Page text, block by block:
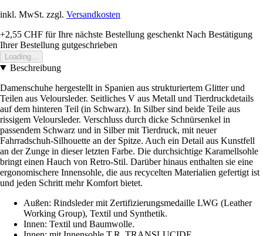
inkl. MwSt. zzgl. Versandkosten
+2,55 CHF für Ihre nächste Bestellung geschenkt Nach Bestätigung
Ihrer Bestellung gutgeschrieben
Loading...
Beschreibung
Damenschuhe hergestellt in Spanien aus strukturiertem Glitter und
Teilen aus Veloursleder. Seitliches V aus Metall und Tierdruckdetails
auf dem hinteren Teil (in Schwarz). In Silber sind beide Teile aus
rissigem Veloursleder. Verschluss durch dicke Schnürsenkel in
passendem Schwarz und in Silber mit Tierdruck, mit neuer
Fahrradschuh-Silhouette an der Spitze. Auch ein Detail aus Kunstfell
an der Zunge in dieser letzten Farbe. Die durchsichtige Karamellsohle
bringt einen Hauch von Retro-Stil. Darüber hinaus enthalten sie eine
ergonomischere Innensohle, die aus recycelten Materialien gefertigt ist
und jeden Schritt mehr Komfort bietet.
Außen: Rindsleder mit Zertifizierungsmedaille LWG (Leather
Working Group), Textil und Synthetik.
Innen: Textil und Baumwolle.